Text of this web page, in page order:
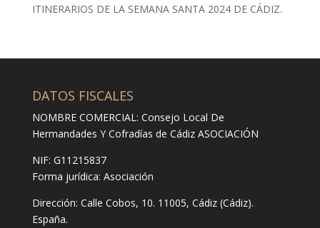
ITINERARIOS DE LA SEMANA SANTA 2024 DE CÁDIZ.
DATOS FISCALES
NOMBRE COMERCIAL: Consejo Local De
Hermandades Y Cofradías de Cádiz ASOCIACIÓN
NIF: G11215837
Forma jurídica: Asociación
Dirección: Calle Cobos, 10. 11005, Cádiz (Cádiz).
España.